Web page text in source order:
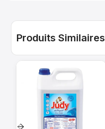
Produits Similaires